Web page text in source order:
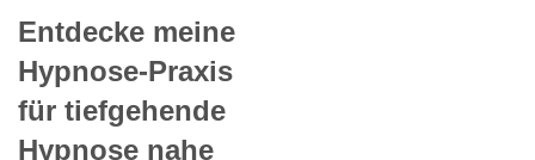
Entdecke meine
Hypnose-Praxis
für tiefgehende
Hypnose nahe